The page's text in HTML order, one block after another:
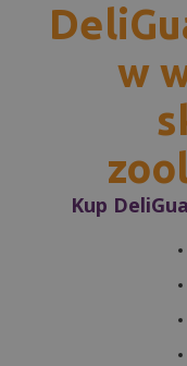
w
Kup